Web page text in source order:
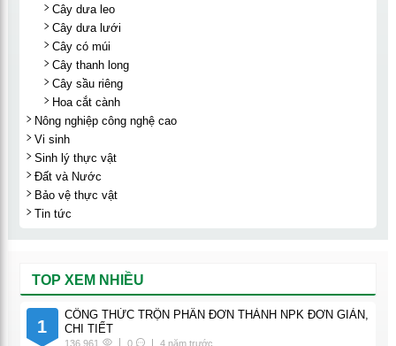
Cây dưa leo
Cây dưa lưới
Cây có múi
Cây thanh long
Cây sầu riêng
Hoa cắt cành
Nông nghiệp công nghệ cao
Vi sinh
Sinh lý thực vật
Đất và Nước
Bảo vệ thực vật
Tin tức
TOP XEM NHIỀU
1
CÔNG THỨC TRỘN PHÂN ĐƠN THÀNH NPK ĐƠN GIẢN,
CHI TIẾT
136,961 0 4 năm trước